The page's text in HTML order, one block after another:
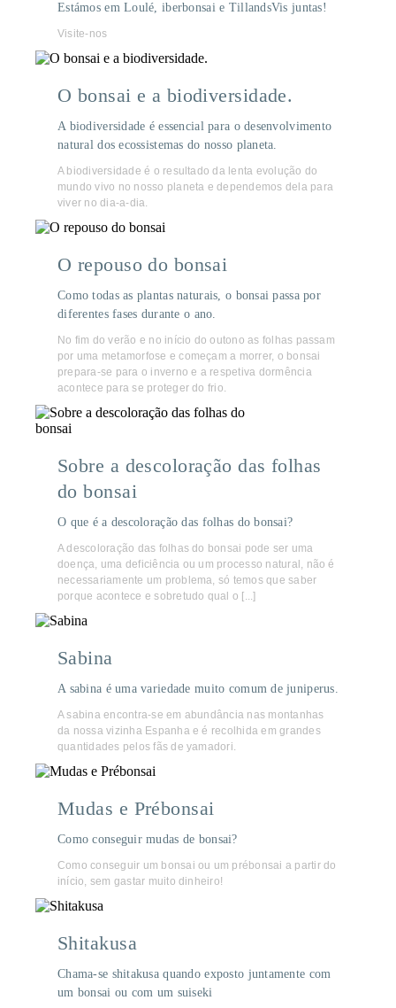
Estámos em Loulé, iberbonsai e TillandsVis juntas!
Visite-nos
O bonsai e a biodiversidade.
A biodiversidade é essencial para o desenvolvimento
natural dos ecossistemas do nosso planeta.
A biodiversidade é o resultado da lenta evolução do
mundo vivo no nosso planeta e dependemos dela para
viver no dia-a-dia.
O repouso do bonsai
Como todas as plantas naturais, o bonsai passa por
diferentes fases durante o ano.
No fim do verão e no início do outono as folhas passam
por uma metamorfose e começam a morrer, o bonsai
prepara-se para o inverno e a respetiva dormência
acontece para se proteger do frio.
Sobre a descoloração das folhas
do bonsai
O que é a descoloração das folhas do bonsai?
A descoloração das folhas do bonsai pode ser uma
doença, uma deficiência ou um processo natural, não é
necessariamente um problema, só temos que saber
porque acontece e sobretudo qual o [...]
Sabina
A sabina é uma variedade muito comum de juniperus.
A sabina encontra-se em abundância nas montanhas
da nossa vizinha Espanha e é recolhida em grandes
quantidades pelos fãs de yamadori.
Mudas e Prébonsai
Como conseguir mudas de bonsai?
Como conseguir um bonsai ou um prébonsai a partir do
início, sem gastar muito dinheiro!
Shitakusa
Chama-se shitakusa quando exposto juntamente com
um bonsai ou com um suiseki